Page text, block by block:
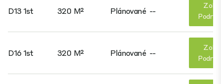
D13 1st 320 M² Plánované --
D16 1st 320 M² Plánované --